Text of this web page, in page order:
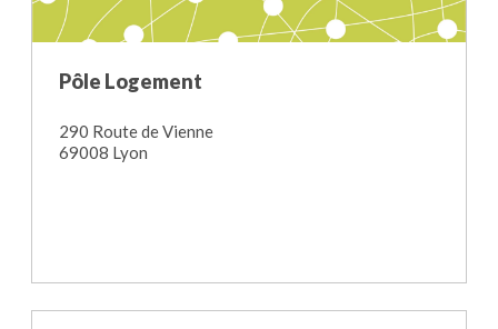
Pôle Logement
290 Route de Vienne
69008 Lyon